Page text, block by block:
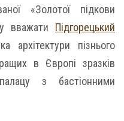
«Золотої підкови
вважати Підгорецький
архітектури пізнього
в Європі зразків
з бастіонними